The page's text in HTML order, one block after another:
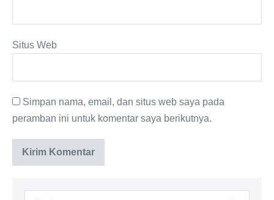
Situs Web
Simpan nama, email, dan situs web saya pada
peramban ini untuk komentar saya berikutnya.